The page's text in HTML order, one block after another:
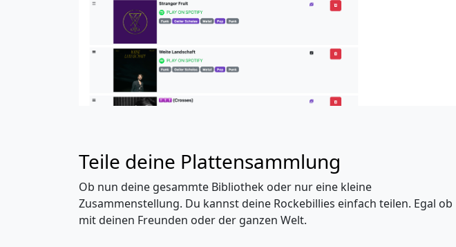
Teile deine Plattensammlung
Ob nun deine gesammte Bibliothek oder nur eine kleine
Zusammenstellung. Du kannst deine Rockebillies einfach teilen. Egal ob
mit deinen Freunden oder der ganzen Welt.